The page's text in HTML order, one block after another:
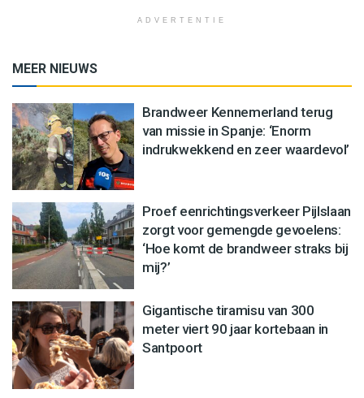
ADVERTENTIE
MEER NIEUWS
Brandweer Kennemerland terug
van missie in Spanje: ‘Enorm
indrukwekkend en zeer waardevol’
Proef eenrichtingsverkeer Pijlslaan
zorgt voor gemengde gevoelens:
‘Hoe komt de brandweer straks bij
mij?’
Gigantische tiramisu van 300
meter viert 90 jaar kortebaan in
Santpoort